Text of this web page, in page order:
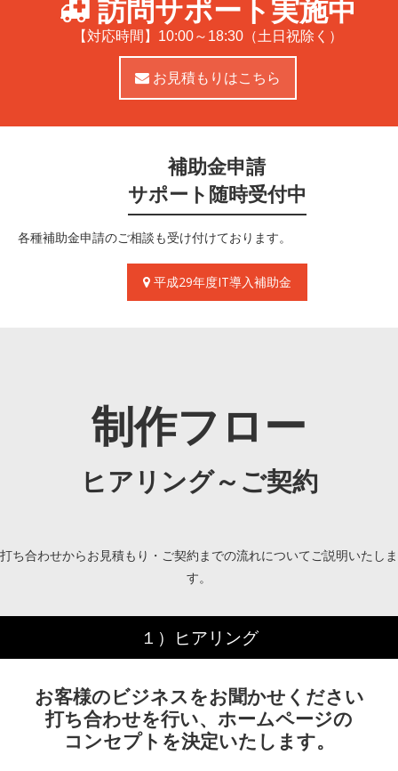
訪問サポート実施中
【対応時間】10:00～18:30（土日祝除く）
お見積もりはこちら
補助金申請
サポート随時受付中
各種補助金申請のご相談も受け付けております。
平成29年度IT導入補助金
制作フロー
ヒアリング～ご契約
打ち合わせからお見積もり・ご契約までの流れについてご説明いたしま
す。
１）ヒアリング
お客様のビジネスをお聞かせください
打ち合わせを行い、ホームページの
コンセプトを決定いたします。